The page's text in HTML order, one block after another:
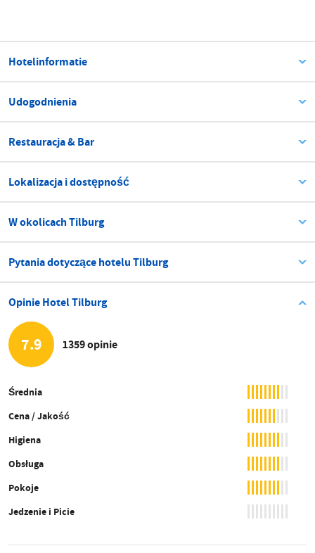
Hotelinformatie
Udogodnienia
Restauracja & Bar
Lokalizacja i dostępność
W okolicach Tilburg
Pytania dotyczące hotelu Tilburg
Opinie Hotel Tilburg
7.9 1359 opinie
Średnia
Cena / Jakość
Higiena
Obsługa
Pokoje
Jedzenie i Picie